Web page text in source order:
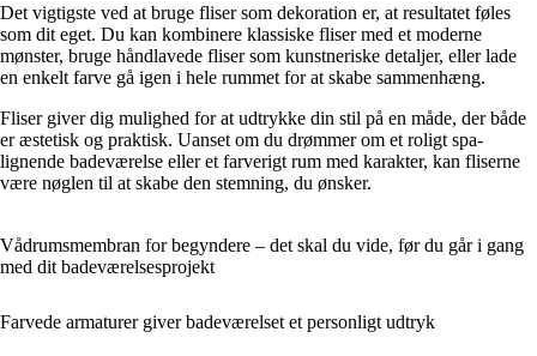
Det vigtigste ved at bruge fliser som dekoration er, at resultatet føles
som dit eget. Du kan kombinere klassiske fliser med et moderne
mønster, bruge håndlavede fliser som kunstneriske detaljer, eller lade
en enkelt farve gå igen i hele rummet for at skabe sammenhæng.
Fliser giver dig mulighed for at udtrykke din stil på en måde, der både
er æstetisk og praktisk. Uanset om du drømmer om et roligt spa-
lignende badeværelse eller et farverigt rum med karakter, kan fliserne
være nøglen til at skabe den stemning, du ønsker.
Vådrumsmembran for begyndere – det skal du vide, før du går i gang
med dit badeværelsesprojekt
Farvede armaturer giver badeværelset et personligt udtryk